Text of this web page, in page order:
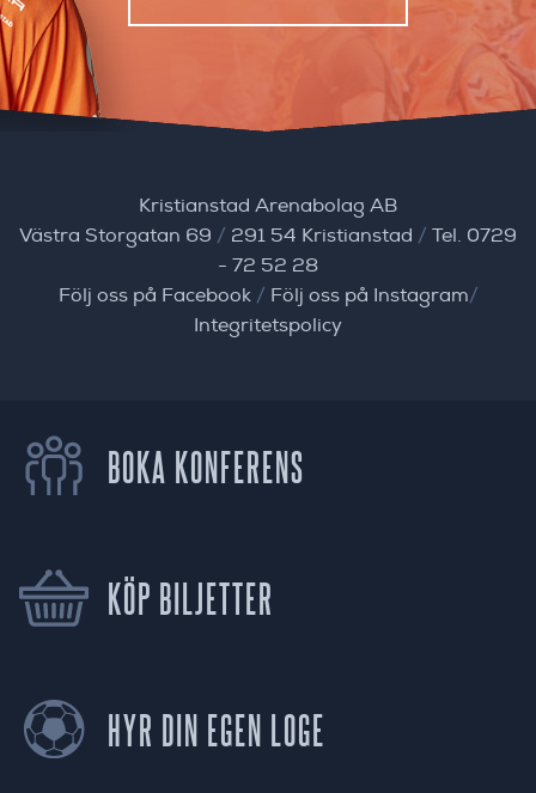
Kristianstad Arenabolag AB
Västra Storgatan 69 / 291 54 Kristianstad / Tel. 0729
- 72 52 28
Följ oss på Facebook / Följ oss på Instagram/
Integritetspolicy
BOKA KONFERENS
KÖP BILJETTER
HYR DIN EGEN LOGE